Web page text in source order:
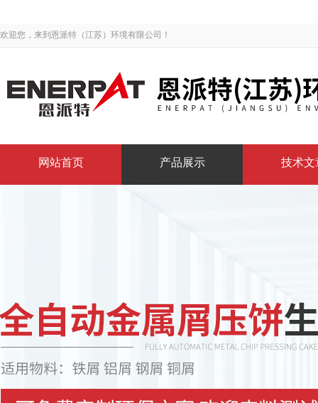
欢迎您，来到恩派特（江苏）环境有限公司！
网站首页 产品展示 技术文